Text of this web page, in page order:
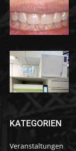
KATEGORIEN
Veranstaltungen